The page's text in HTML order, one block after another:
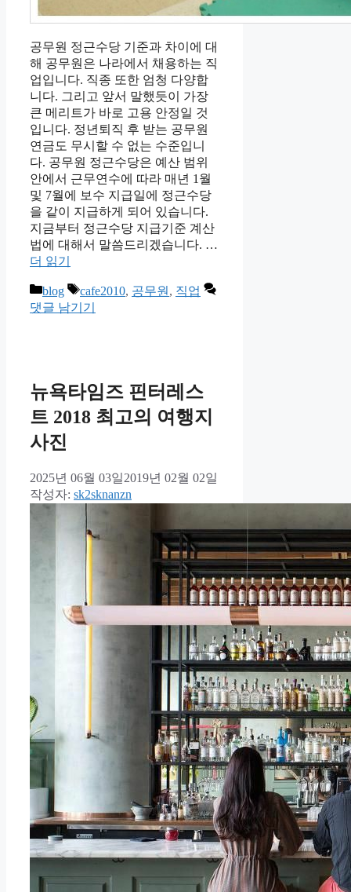
공무원 정근수당 기준과 차이에 대
해 공무원은 나라에서 채용하는 직
업입니다. 직종 또한 엄청 다양합
니다. 그리고 앞서 말했듯이 가장
큰 메리트가 바로 고용 안정일 것
입니다. 정년퇴직 후 받는 공무원
연금도 무시할 수 없는 수준입니
다. 공무원 정근수당은 예산 범위
안에서 근무연수에 따라 매년 1월
및 7월에 보수 지급일에 정근수당
을 같이 지급하게 되어 있습니다.
지금부터 정근수당 지급기준 계산
법에 대해서 말씀드리겠습니다. …
더 읽기
카
테
blog
태
그
cafe2010, 공무원 , 직업
댓글 남기기
뉴욕타임즈 핀터레스
트 2018 최고의 여행지
사진
2025년 06월 03일2019년 02월 02일
작성자: sk2sknanzn